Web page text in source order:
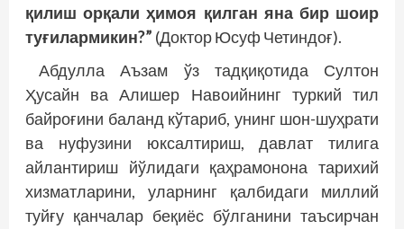
қилиш орқали ҳимоя қилган яна бир шоир
туғилармикин?” (Доктор Юсуф Четиндоғ).
Абдулла Аъзам ўз тадқиқотида Султон
Ҳусайн ва Алишер Навоийнинг туркий тил
байроғини баланд кўтариб, унинг шон-шуҳрати
ва нуфузини юксалтириш, давлат тилига
айлантириш йўлидаги қаҳрамонона тарихий
хизматларини, уларнинг қалбидаги миллий
туйғу қанчалар беқиёс бўлганини таъсирчан